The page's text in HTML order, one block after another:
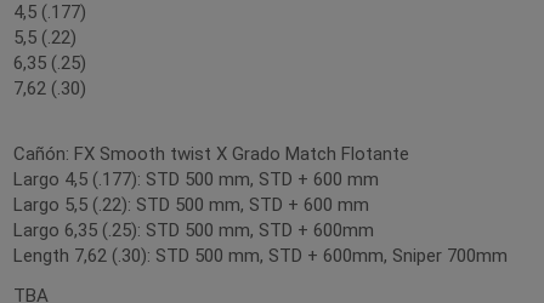
4,5 (.177)
5,5 (.22)
6,35 (.25)
7,62 (.30)
Cañón: FX Smooth twist X Grado Match Flotante
Largo 4,5 (.177): STD 500 mm, STD + 600 mm
Largo 5,5 (.22): STD 500 mm, STD + 600 mm
Largo 6,35 (.25): STD 500 mm, STD + 600mm
Length 7,62 (.30): STD 500 mm, STD + 600mm, Sniper 700mm
TBA